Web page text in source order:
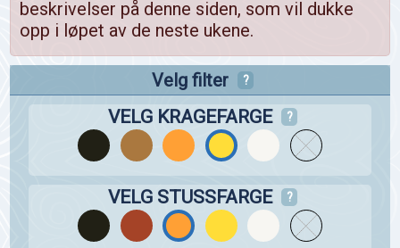
beskrivelser på denne siden, som vil dukke
opp i løpet av de neste ukene.
Velg filter ?
VELG KRAGEFARGE ?
VELG STUSSFARGE ?